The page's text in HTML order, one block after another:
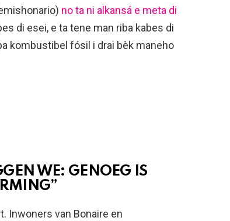
no ta ni alkansá e meta di
di esei, e ta tene man riba kabes di
kombustibel fósil i drai bèk maneho
WE: GENOEG IS
Inwoners van Bonaire en